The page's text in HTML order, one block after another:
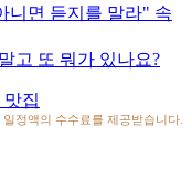
니면 듣지를 말라" 속
고 또 뭐가 있나요?
집
정액의 수수료를 제공받습니다.